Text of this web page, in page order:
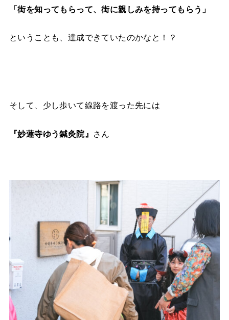
「街を知ってもらって、街に親しみを持ってもらう」
ということも、達成できていたのかなと！？
そして、少し歩いて線路を渡った先には
『妙蓮寺ゆう鍼灸院』 さん